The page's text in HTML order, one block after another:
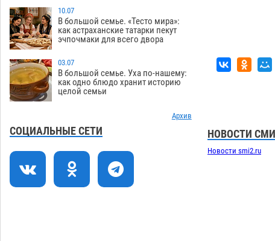
15:32
Ветеран из Астрахани отметил
столетний юбилей
08.08 616
14:19
Погибший на Донбассе волонтер из
08.08 580
13:10
Подросток, перебегавший дорогу вне
перехода, попал под колеса авто в
707
подростку получить зарплату за
честный труд
10:51
Фаворитская ноша: астраханские
10.07
В большой семье. «Тесто мира»:
как астраханские татарки пекут
эчпочмаки для всего двора
03.07
В большой семье. Уха по-нашему:
как одно блюдо хранит историю
целой семьи
Архив
СОЦИАЛЬНЫЕ СЕТИ НОВОСТИ
Новости smi2.ru